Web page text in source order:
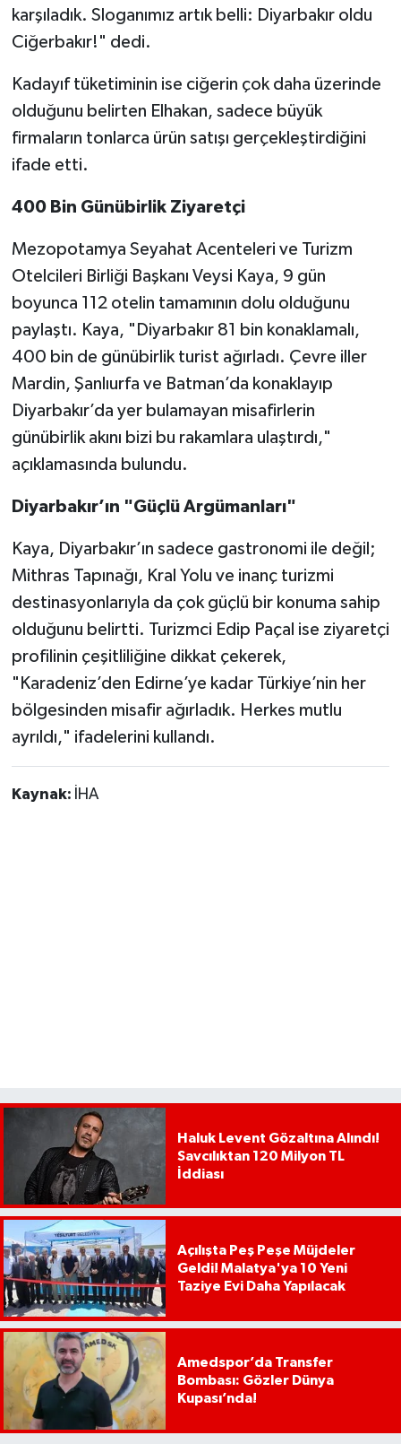
karşıladık. Sloganımız artık belli: Diyarbakır oldu
Ciğerbakır!" dedi.
Kadayıf tüketiminin ise ciğerin çok daha üzerinde
olduğunu belirten Elhakan, sadece büyük
firmaların tonlarca ürün satışı gerçekleştirdiğini
ifade etti.
400 Bin Günübirlik Ziyaretçi
Mezopotamya Seyahat Acenteleri ve Turizm
Otelcileri Birliği Başkanı Veysi Kaya, 9 gün
boyunca 112 otelin tamamının dolu olduğunu
paylaştı. Kaya, "Diyarbakır 81 bin konaklamalı,
400 bin de günübirlik turist ağırladı. Çevre iller
Mardin, Şanlıurfa ve Batman’da konaklayıp
Diyarbakır’da yer bulamayan misafirlerin
günübirlik akını bizi bu rakamlara ulaştırdı,"
açıklamasında bulundu.
Diyarbakır’ın "Güçlü Argümanları"
Kaya, Diyarbakır’ın sadece gastronomi ile değil;
Mithras Tapınağı, Kral Yolu ve inanç turizmi
destinasyonlarıyla da çok güçlü bir konuma sahip
olduğunu belirtti. Turizmci Edip Paçal ise ziyaretçi
profilinin çeşitliliğine dikkat çekerek,
"Karadeniz’den Edirne’ye kadar Türkiye’nin her
bölgesinden misafir ağırladık. Herkes mutlu
ayrıldı," ifadelerini kullandı.
Kaynak: İHA
Haluk Levent Gözaltına Alındı!
Savcılıktan 120 Milyon TL
İddiası
Açılışta Peş Peşe Müjdeler
Geldi! Malatya'ya 10 Yeni
Taziye Evi Daha Yapılacak
Amedspor’da Transfer
Bombası: Gözler Dünya
Kupası’nda!